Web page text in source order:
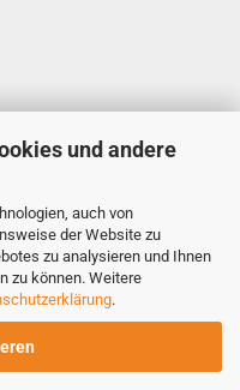
und andere
auch von
der Website zu
zu analysieren und Ihnen
zu können. Weitere
.